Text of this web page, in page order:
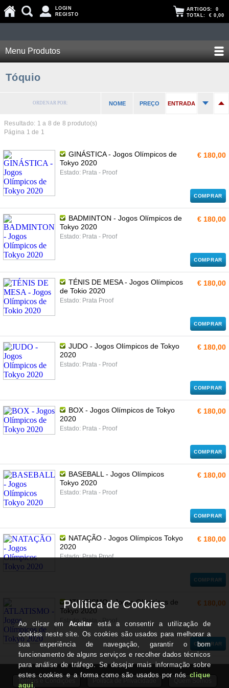
LOGIN
REGISTO
ARTIGOS: 0
TOTAL: € 0,00
Menu Produtos
Tóquio
ORDENAR POR: NOME PREÇO ENTRADA
Resultado: 1 a 8 de 8 produto(s)
Página 1 de 1
GINÁSTICA - Jogos Olímpicos de
Tokyo 2020
Estado: Prata - Proof
€ 180,00
COMPRAR
BADMINTON - Jogos Olímpicos de
Tokyo 2020
Estado: Prata - Proof
€ 180,00
COMPRAR
TÉNIS DE MESA - Jogos Olímpicos
de Tokio 2020
Estado: Prata Proof
€ 180,00
COMPRAR
JUDO - Jogos Olímpicos de Tokyo
2020
Estado: Prata - Proof
€ 180,00
COMPRAR
BOX - Jogos Olímpicos de Tokyo
2020
Estado: Prata - Proof
€ 180,00
COMPRAR
BASEBALL - Jogos Olímpicos
Tokyo 2020
Estado: Prata - Proof
€ 180,00
COMPRAR
NATAÇÃO - Jogos Olímpicos Tokyo
2020
Estado: Prata Proof
€ 180,00
COMPRAR
ATLATISMO - Jogos Olímpicos de
Tokyo 2020
Estado: Prata - Proof
€ 180,00
COMPRAR
Termos e Condições Quem Somos